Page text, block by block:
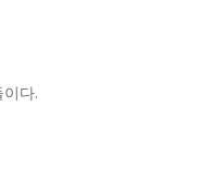
다.